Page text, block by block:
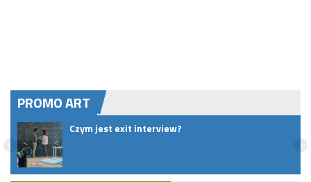
PROMO ART
Czym jest exit interview?